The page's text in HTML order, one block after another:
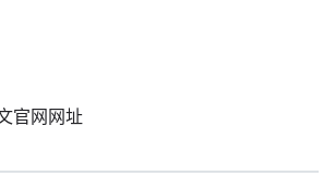
官网网址